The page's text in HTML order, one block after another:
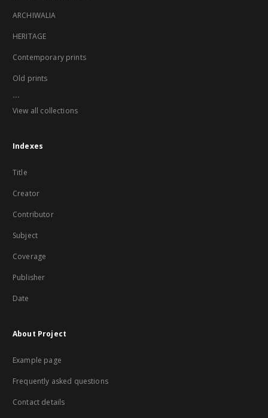
ARCHIWALIA
HERITAGE
Contemporary prints
Old prints
...
View all collections
Indexes
Title
Creator
Contributor
Subject
Coverage
Publisher
Date
About Project
Example page
Frequently asked questions
Contact details